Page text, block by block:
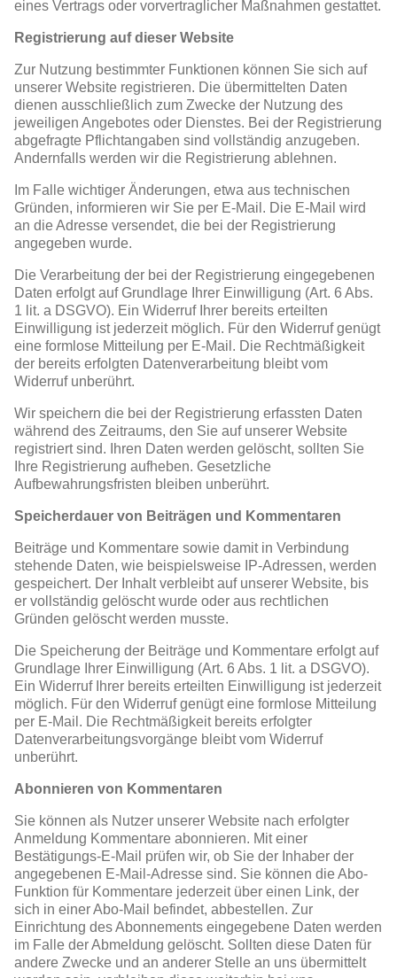
eines Vertrags oder vorvertraglicher Maßnahmen gestattet.
Registrierung auf dieser Website
Zur Nutzung bestimmter Funktionen können Sie sich auf
unserer Website registrieren. Die übermittelten Daten
dienen ausschließlich zum Zwecke der Nutzung des
jeweiligen Angebotes oder Dienstes. Bei der Registrierung
abgefragte Pflichtangaben sind vollständig anzugeben.
Andernfalls werden wir die Registrierung ablehnen.
Im Falle wichtiger Änderungen, etwa aus technischen
Gründen, informieren wir Sie per E-Mail. Die E-Mail wird
an die Adresse versendet, die bei der Registrierung
angegeben wurde.
Die Verarbeitung der bei der Registrierung eingegebenen
Daten erfolgt auf Grundlage Ihrer Einwilligung (Art. 6 Abs.
1 lit. a DSGVO). Ein Widerruf Ihrer bereits erteilten
Einwilligung ist jederzeit möglich. Für den Widerruf genügt
eine formlose Mitteilung per E-Mail. Die Rechtmäßigkeit
der bereits erfolgten Datenverarbeitung bleibt vom
Widerruf unberührt.
Wir speichern die bei der Registrierung erfassten Daten
während des Zeitraums, den Sie auf unserer Website
registriert sind. Ihren Daten werden gelöscht, sollten Sie
Ihre Registrierung aufheben. Gesetzliche
Aufbewahrungsfristen bleiben unberührt.
Speicherdauer von Beiträgen und Kommentaren
Beiträge und Kommentare sowie damit in Verbindung
stehende Daten, wie beispielsweise IP-Adressen, werden
gespeichert. Der Inhalt verbleibt auf unserer Website, bis
er vollständig gelöscht wurde oder aus rechtlichen
Gründen gelöscht werden musste.
Die Speicherung der Beiträge und Kommentare erfolgt auf
Grundlage Ihrer Einwilligung (Art. 6 Abs. 1 lit. a DSGVO).
Ein Widerruf Ihrer bereits erteilten Einwilligung ist jederzeit
möglich. Für den Widerruf genügt eine formlose Mitteilung
per E-Mail. Die Rechtmäßigkeit bereits erfolgter
Datenverarbeitungsvorgänge bleibt vom Widerruf
unberührt.
Abonnieren von Kommentaren
Sie können als Nutzer unserer Website nach erfolgter
Anmeldung Kommentare abonnieren. Mit einer
Bestätigungs-E-Mail prüfen wir, ob Sie der Inhaber der
angegebenen E-Mail-Adresse sind. Sie können die Abo-
Funktion für Kommentare jederzeit über einen Link, der
sich in einer Abo-Mail befindet, abbestellen. Zur
Einrichtung des Abonnements eingegebene Daten werden
im Falle der Abmeldung gelöscht. Sollten diese Daten für
andere Zwecke und an anderer Stelle an uns übermittelt